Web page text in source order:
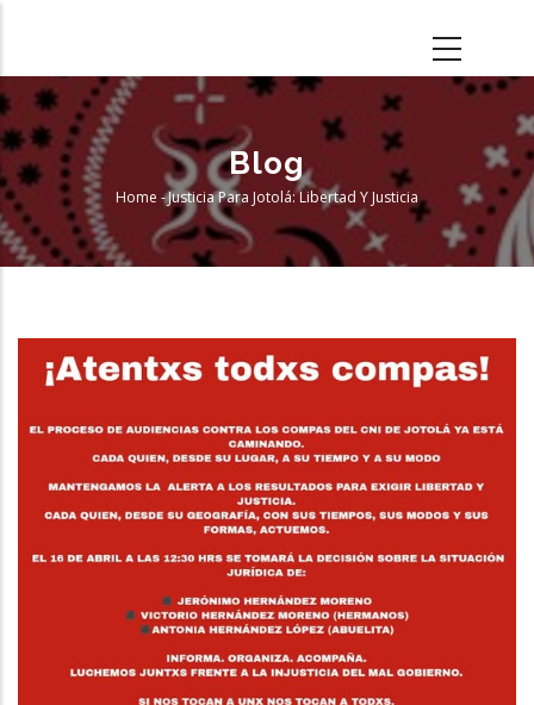
main
content
Blog
Breadcrumb
Home -Justicia Para Jotolá: Libertad Y Justicia